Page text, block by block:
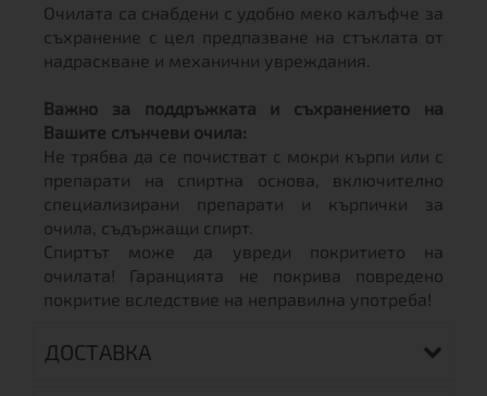
Очилата са снабдени с удобно меко калъфче за
съхранение с цел предпазване на стъклата от
надраскване и механични увреждания.
Важно за поддръжката и съхранението на
Вашите слънчеви очила:
Не трябва да се почистват с мокри кърпи или с
препарати на спиртна основа, включително
специализирани препарати и кърпички за
очила, съдържащи спирт.
Спиртът може да увреди покритието на
очилата! Гаранцията не покрива повредено
покритие вследствие на неправилна употреба!
ДОСТАВКА